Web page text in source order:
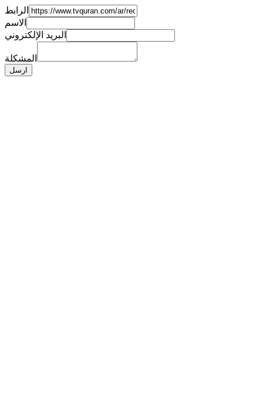
الرابط
الاسم
البريد الإلكتروني
المشكلة
ارسل